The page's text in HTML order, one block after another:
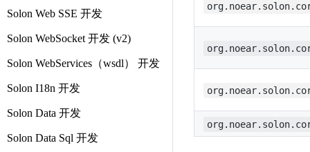
Solon Web SSE 开发
Solon WebSocket 开发 (v2)
Solon WebServices（wsdl） 开发
Solon I18n 开发
Solon Data 开发
Solon Data Sql 开发